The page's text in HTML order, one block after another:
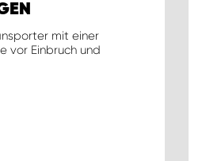
mit einer
vor Einbruch und